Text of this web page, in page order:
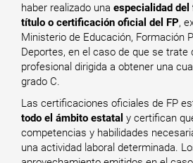
haber realizado una especialidad del
título o certificación oficial del FP,
Ministerio de Educación, Formación
Deportes, en el caso de que se trate
profesional dirigida a obtener una
grado C.
Las certificaciones oficiales de FP
todo el ámbito estatal y certifican
competencias y habilidades
una actividad laboral determinada.